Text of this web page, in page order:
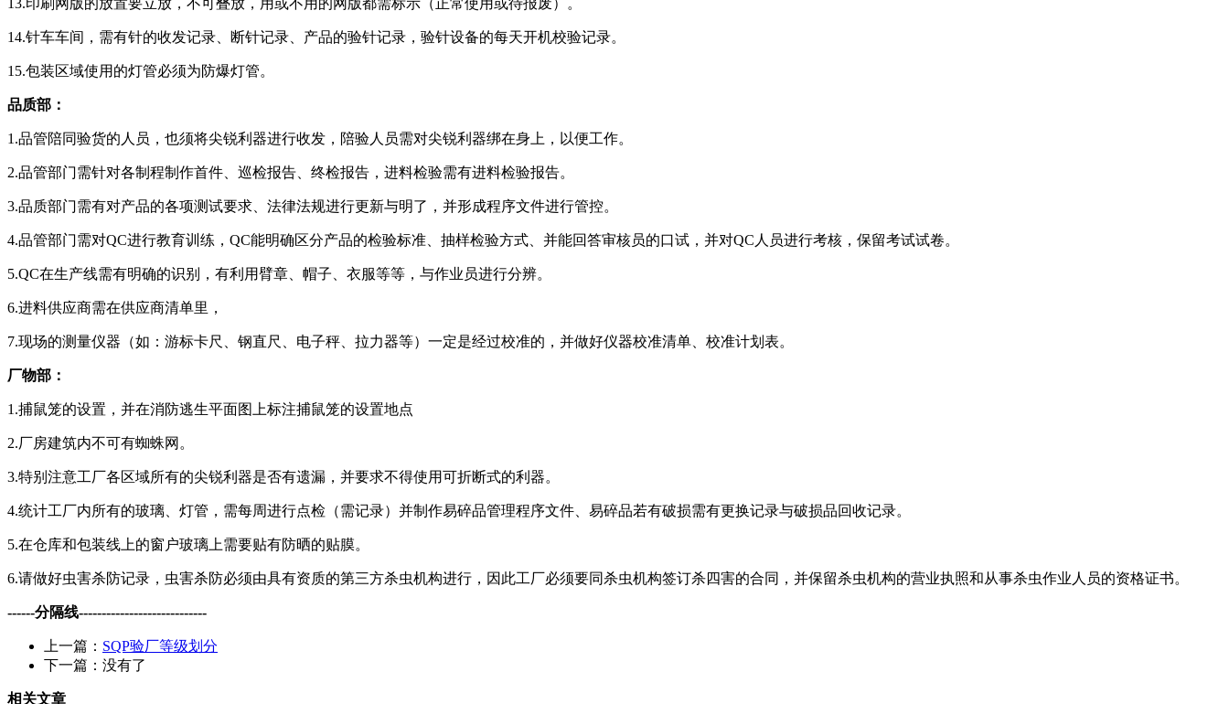
13.印刷网版的放置要立放，不可叠放，用或不用的网版都需标示（正常使用或待报废）。
14.针车车间，需有针的收发记录、断针记录、产品的验针记录，验针设备的每天开机校验记录。
15.包装区域使用的灯管必须为防爆灯管。
品质部：
1.品管陪同验货的人员，也须将尖锐利器进行收发，陪验人员需对尖锐利器绑在身上，以便工作。
2.品管部门需针对各制程制作首件、巡检报告、终检报告，进料检验需有进料检验报告。
3.品质部门需有对产品的各项测试要求、法律法规进行更新与明了，并形成程序文件进行管控。
4.品管部门需对QC进行教育训练，QC能明确区分产品的检验标准、抽样检验方式、并能回答审核员的口试，并对QC人员进行考核，保留考试试卷。
5.QC在生产线需有明确的识别，有利用臂章、帽子、衣服等等，与作业员进行分辨。
6.进料供应商需在供应商清单里，
7.现场的测量仪器（如：游标卡尺、钢直尺、电子秤、拉力器等）一定是经过校准的，并做好仪器校准清单、校准计划表。
厂物部：
1.捕鼠笼的设置，并在消防逃生平面图上标注捕鼠笼的设置地点
2.厂房建筑内不可有蜘蛛网。
3.特别注意工厂各区域所有的尖锐利器是否有遗漏，并要求不得使用可折断式的利器。
4.统计工厂内所有的玻璃、灯管，需每周进行点检（需记录）并制作易碎品管理程序文件、易碎品若有破损需有更换记录与破损品回收记录。
5.在仓库和包装线上的窗户玻璃上需要贴有防晒的贴膜。
6.请做好虫害杀防记录，虫害杀防必须由具有资质的第三方杀虫机构进行，因此工厂必须要同杀虫机构签订杀四害的合同，并保留杀虫机构的营业执照和从事杀虫作业人员的资格证书。
------分隔线----------------------------
上一篇： SQP验厂等级划分
下一篇：没有了
相关文章